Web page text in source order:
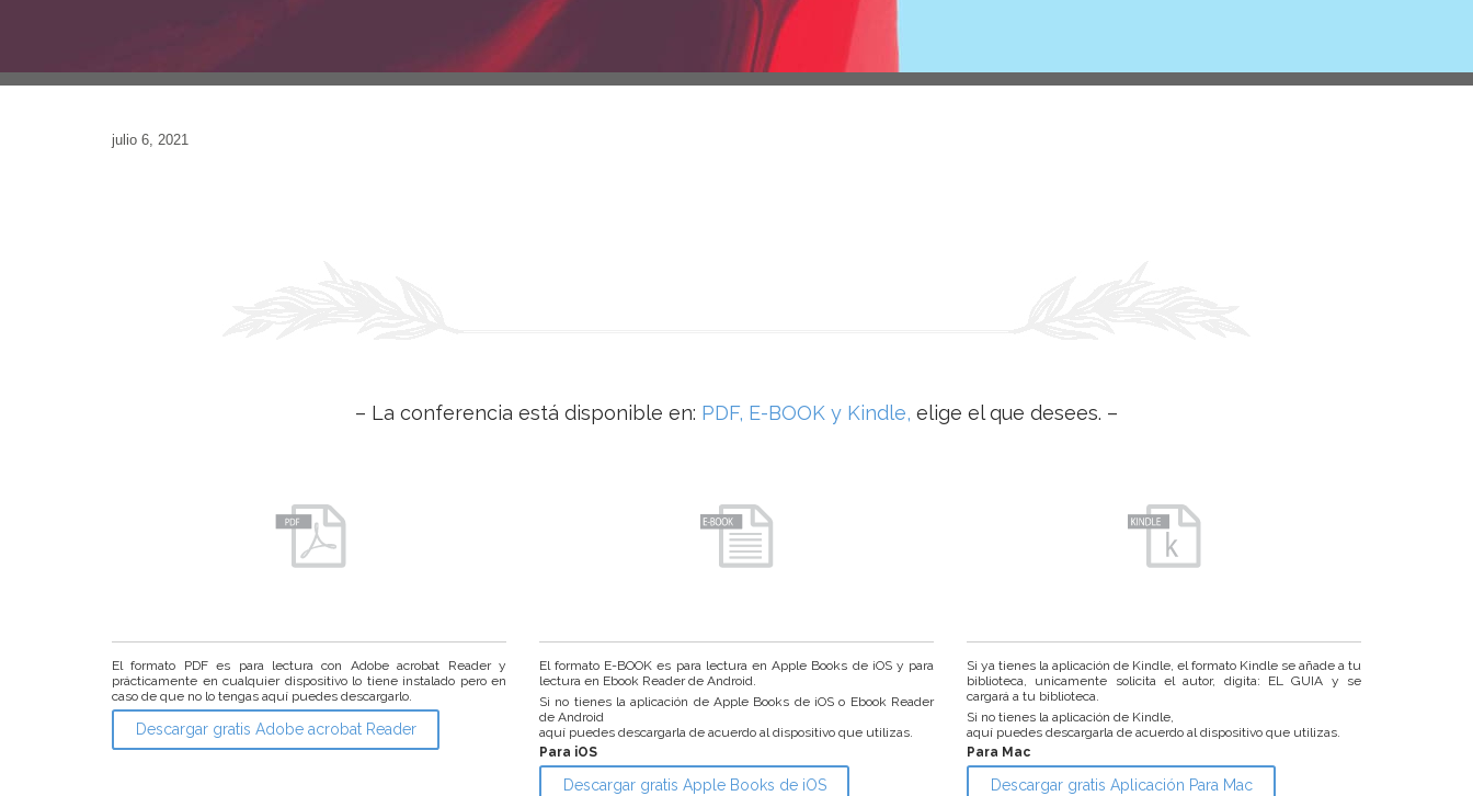
julio 6, 2021
– La conferencia está disponible en: PDF, E-BOOK y Kindle, elige el que desees. –
El formato PDF es para lectura con Adobe acrobat Reader y
prácticamente en cualquier dispositivo lo tiene instalado pero en
caso de que no lo tengas aquí puedes descargarlo.
Descargar gratis Adobe acrobat Reader
El formato E-BOOK es para lectura en Apple Books de iOS y para
lectura en Ebook Reader de Android.
Si no tienes la aplicación de Apple Books de iOS o Ebook Reader
de Android
aquí puedes descargarla de acuerdo al dispositivo que utilizas.
Para iOS
Descargar gratis Apple Books de iOS
Si ya tienes la aplicación de Kindle, el formato Kindle se añade a tu
biblioteca, unicamente solicita el autor, digita: EL GUIA y se
cargará a tu biblioteca.
Si no tienes la aplicación de Kindle,
aquí puedes descargarla de acuerdo al dispositivo que utilizas.
Para Mac
Descargar gratis Aplicación Para Mac